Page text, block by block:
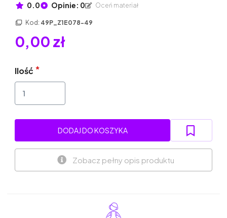
0.0 Opinie: 0 Oceń materiał
Kod: 49P_Z1E078-49
0,00 zł
Ilość
DODAJ DO KOSZYKA
Zobacz pełny opis produktu